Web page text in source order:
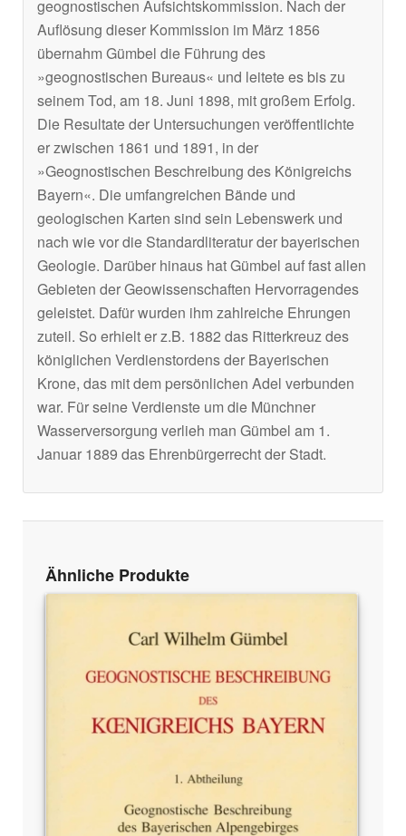
geognostischen Aufsichtskommission. Nach der
Auflösung dieser Kommission im März 1856
übernahm Gümbel die Führung des
»geognostischen Bureaus« und leitete es bis zu
seinem Tod, am 18. Juni 1898, mit großem Erfolg.
Die Resultate der Untersuchungen veröffentlichte
er zwischen 1861 und 1891, in der
»Geognostischen Beschreibung des Königreichs
Bayern«. Die umfangreichen Bände und
geologischen Karten sind sein Lebenswerk und
nach wie vor die Standardliteratur der bayerischen
Geologie. Darüber hinaus hat Gümbel auf fast allen
Gebieten der Geowissenschaften Hervorragendes
geleistet. Dafür wurden ihm zahlreiche Ehrungen
zuteil. So erhielt er z.B. 1882 das Ritterkreuz des
königlichen Verdienstordens der Bayerischen
Krone, das mit dem persönlichen Adel verbunden
war. Für seine Verdienste um die Münchner
Wasserversorgung verlieh man Gümbel am 1.
Januar 1889 das Ehrenbürgerrecht der Stadt.
Ähnliche Produkte